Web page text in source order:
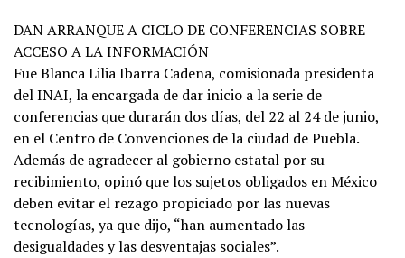
DAN ARRANQUE A CICLO DE CONFERENCIAS SOBRE
ACCESO A LA INFORMACIÓN
Fue Blanca Lilia Ibarra Cadena, comisionada presidenta
del INAI, la encargada de dar inicio a la serie de
conferencias que durarán dos días, del 22 al 24 de junio,
en el Centro de Convenciones de la ciudad de Puebla.
Además de agradecer al gobierno estatal por su
recibimiento, opinó que los sujetos obligados en México
deben evitar el rezago propiciado por las nuevas
tecnologías, ya que dijo, “han aumentado las
desigualdades y las desventajas sociales”.